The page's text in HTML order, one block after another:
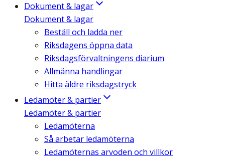
Dokument & lagar
Dokument & lagar
Beställ och ladda ner
Riksdagens öppna data
Riksdagsförvaltningens diarium
Allmänna handlingar
Hitta äldre riksdagstryck
Ledamöter & partier
Ledamöter & partier
Ledamöterna
Så arbetar ledamöterna
Ledamöternas arvoden och villkor